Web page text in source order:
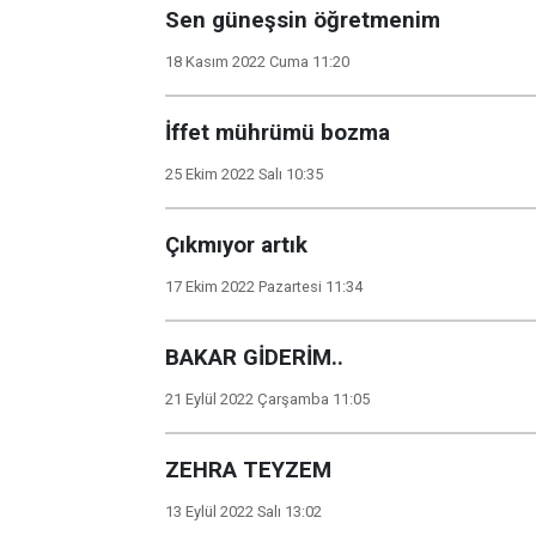
Sen güneşsin öğretmenim
18 Kasım 2022 Cuma 11:20
İffet mührümü bozma
25 Ekim 2022 Salı 10:35
Çıkmıyor artık
17 Ekim 2022 Pazartesi 11:34
BAKAR GİDERİM..
21 Eylül 2022 Çarşamba 11:05
ZEHRA TEYZEM
13 Eylül 2022 Salı 13:02